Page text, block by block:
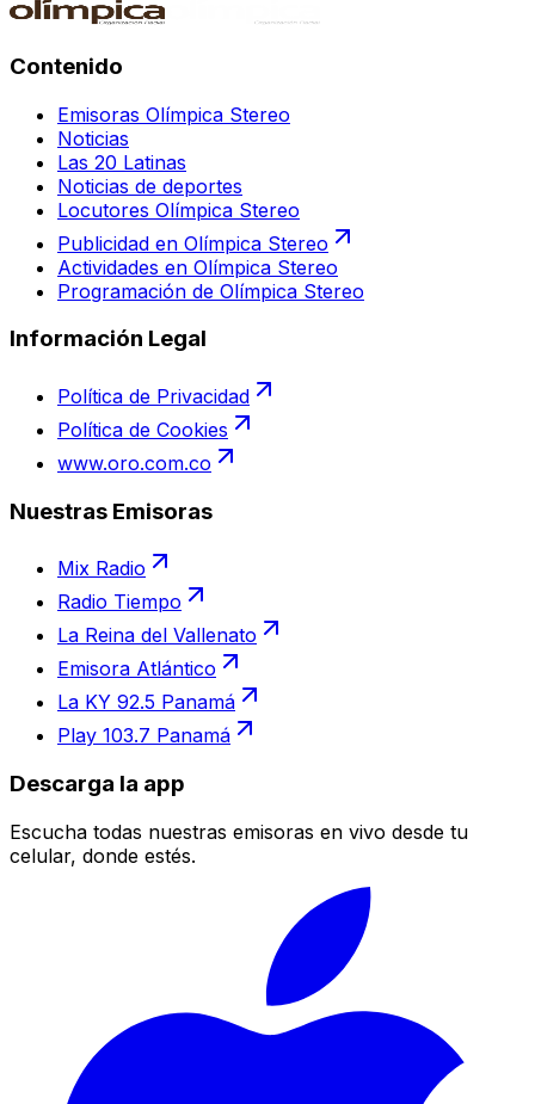
Contenido
Emisoras Olímpica Stereo
Noticias
Las 20 Latinas
Noticias de deportes
Locutores Olímpica Stereo
Publicidad en Olímpica Stereo
Actividades en Olímpica Stereo
Programación de Olímpica Stereo
Información Legal
Política de Privacidad
Política de Cookies
www.oro.com.co
Nuestras Emisoras
Mix Radio
Radio Tiempo
La Reina del Vallenato
Emisora Atlántico
La KY 92.5 Panamá
Play 103.7 Panamá
Descarga la app
Escucha todas nuestras emisoras en vivo desde tu
celular, donde estés.